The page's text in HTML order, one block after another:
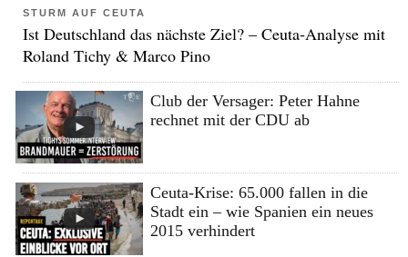
STURM AUF CEUTA
Ist Deutschland das nächste Ziel? – Ceuta-Analyse mit
Roland Tichy & Marco Pino
Club der Versager: Peter Hahne
rechnet mit der CDU ab
Ceuta-Krise: 65.000 fallen in die
Stadt ein – wie Spanien ein neues
2015 verhindert